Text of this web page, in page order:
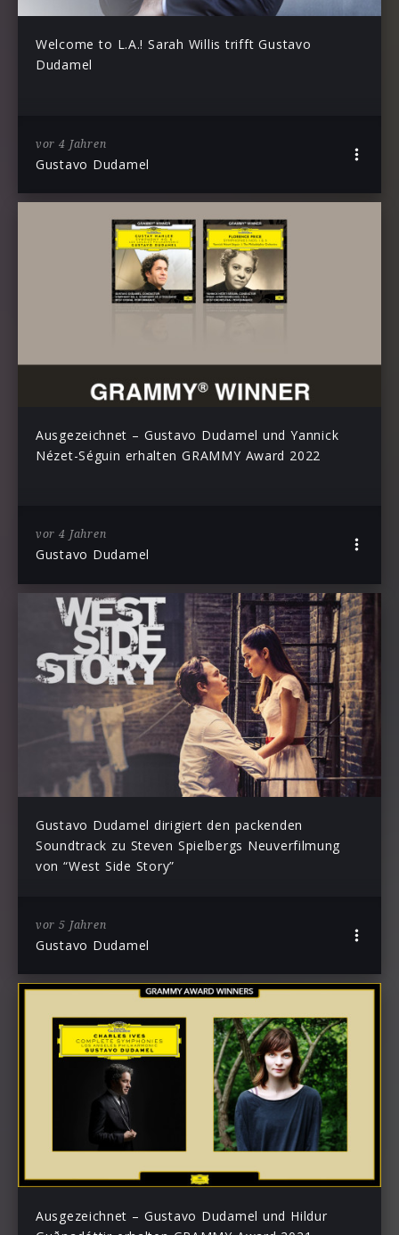
Welcome to L.A.! Sarah Willis trifft Gustavo
Dudamel
vor 4 Jahren
Gustavo Dudamel
Ausgezeichnet – Gustavo Dudamel und Yannick
Nézet-Séguin erhalten GRAMMY Award 2022
vor 4 Jahren
Gustavo Dudamel
Gustavo Dudamel dirigiert den packenden
Soundtrack zu Steven Spielbergs Neuverfilmung
von “West Side Story”
vor 5 Jahren
Gustavo Dudamel
Ausgezeichnet – Gustavo Dudamel und Hildur